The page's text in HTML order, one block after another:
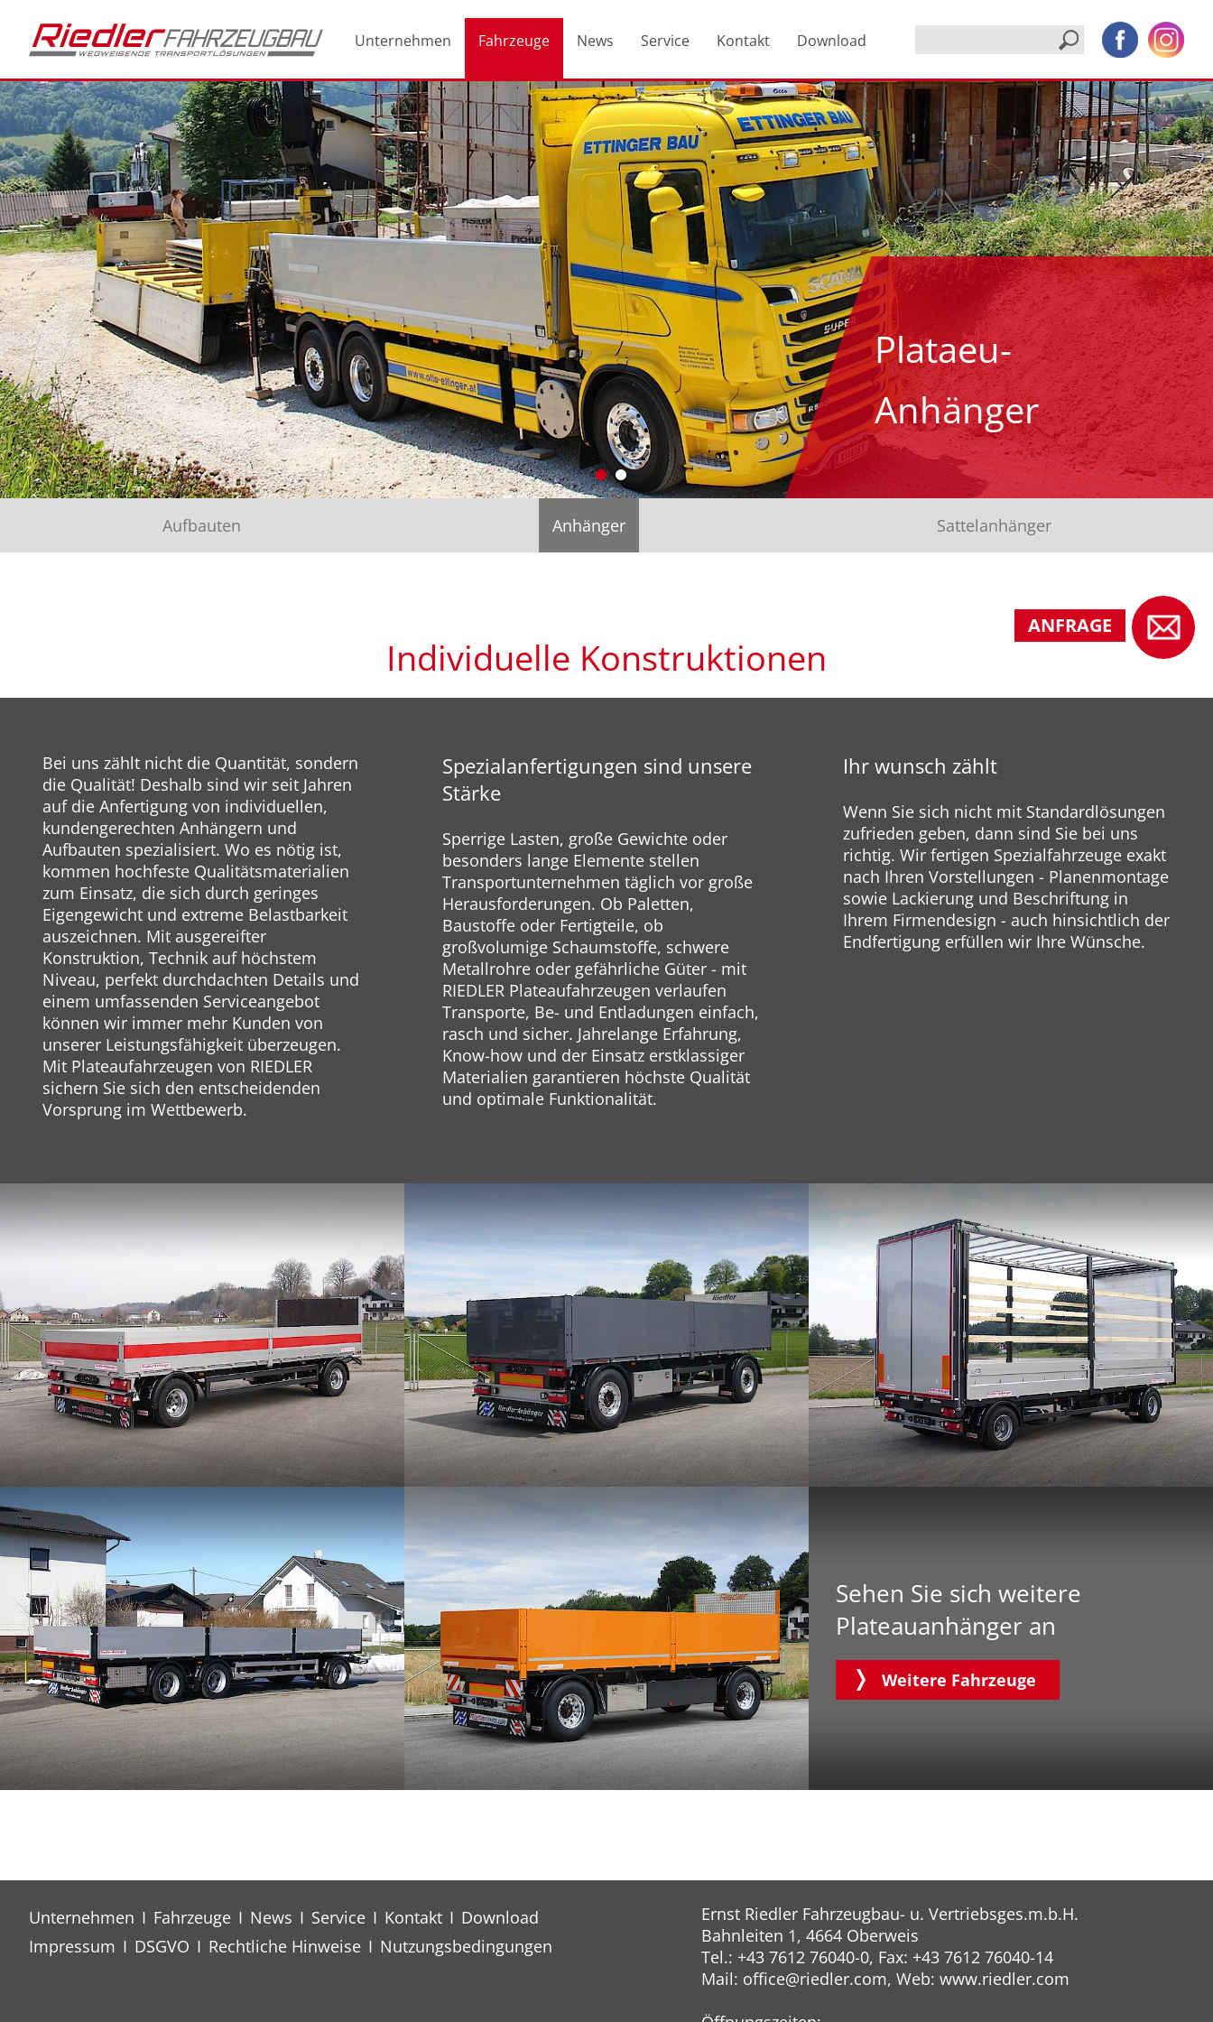
Unternehmen Fahrzeuge News Service Kontakt Download
Plataeu-
Anhänger
Aufbauten Anhänger Sattelanhänger
Individuelle Konstruktionen
ANFRAGE
Bei uns zählt nicht die Quantität, sondern
die Qualität! Deshalb sind wir seit Jahren
auf die Anfertigung von individuellen,
kundengerechten Anhängern und
Aufbauten spezialisiert. Wo es nötig ist,
kommen hochfeste Qualitätsmaterialien
zum Einsatz, die sich durch geringes
Eigengewicht und extreme Belastbarkeit
auszeichnen. Mit ausgereifter
Konstruktion, Technik auf höchstem
Niveau, perfekt durchdachten Details und
einem umfassenden Serviceangebot
können wir immer mehr Kunden von
unserer Leistungsfähigkeit überzeugen.
Mit Plateaufahrzeugen von RIEDLER
sichern Sie sich den entscheidenden
Vorsprung im Wettbewerb.
Spezialanfertigungen sind unsere
Stärke
Sperrige Lasten, große Gewichte oder
besonders lange Elemente stellen
Transportunternehmen täglich vor große
Herausforderungen. Ob Paletten,
Baustoffe oder Fertigteile, ob
großvolumige Schaumstoffe, schwere
Metallrohre oder gefährliche Güter - mit
RIEDLER Plateaufahrzeugen verlaufen
Transporte, Be- und Entladungen einfach,
rasch und sicher. Jahrelange Erfahrung,
Know-how und der Einsatz erstklassiger
Materialien garantieren höchste Qualität
und optimale Funktionalität.
Ihr wunsch zählt
Wenn Sie sich nicht mit Standardlösungen
zufrieden geben, dann sind Sie bei uns
richtig. Wir fertigen Spezialfahrzeuge exakt
nach Ihren Vorstellungen - Planenmontage
sowie Lackierung und Beschriftung in
Ihrem Firmendesign - auch hinsichtlich der
Endfertigung erfüllen wir Ihre Wünsche.
Sehen Sie sich weitere
Plateauanhänger an
Weitere Fahrzeuge
Ernst Riedler Fahrzeugbau- u. Vertriebsges.m.b.H.
Bahnleiten 1, 4664 Oberweis
Tel.: +43 7612 76040-0, Fax: +43 7612 76040-14
Mail: office@​riedler.com, Web: www.riedler.com
Unternehmen I Fahrzeuge I News I Service I Kontakt I Download
Impressum I DSGVO I Rechtliche Hinweise I Nutzungsbedingungen